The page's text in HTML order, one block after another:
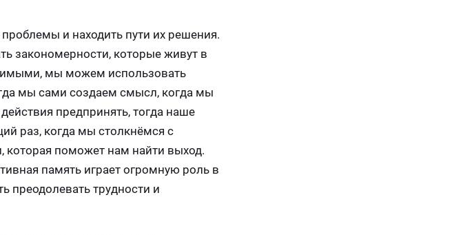
и находить пути их решения.
закономерности, которые живут в
мы можем использовать
мы сами создаем смысл, когда мы
предпринять, тогда наше
раз, когда мы столкнёмся с
которая поможет нам найти выход.
память играет огромную роль в
преодолевать трудности и